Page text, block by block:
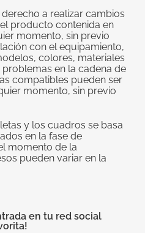
a realizar cambios
producto contenida en
momento, sin previo
con el equipamiento,
colores, materiales
en la cadena de
compatibles pueden ser
momento, sin previo
y los cuadros se basa
en la fase de
momento de la
pueden variar en la
en tu red social